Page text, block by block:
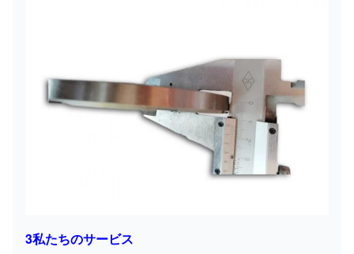
3私たちのサービス